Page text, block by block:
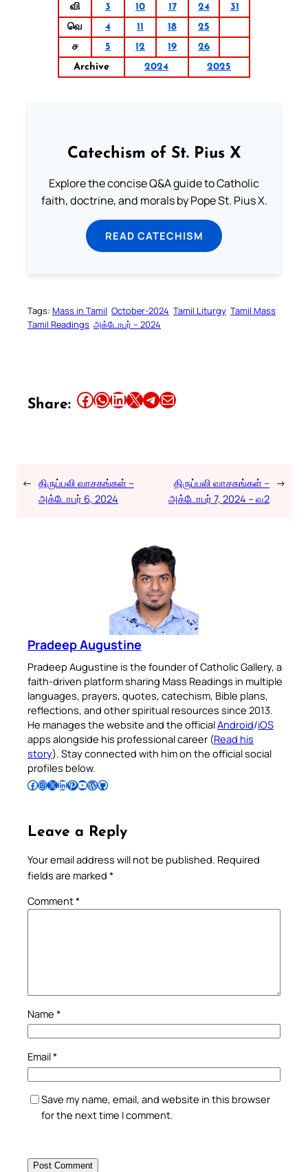
வி
3 10 17 24
31
வெ
4 11 18
25
ச
5 12 19
26
Archive
2024 2025
Catechism of St. Pius X
Explore the concise Q&A guide to Catholic
faith, doctrine, and morals by Pope St. Pius X.
READ CATECHISM
Tags: Mass in Tamil October-2024 Tamil Liturgy Tamil Mass
Tamil Readings அக்டோபர் – 2024
Share: Share this article on Facebook Share this article on WhatsApp Share this article on LinkedIn Share this article on X Share this article on TelegramEmail this Article
← திருப்பலி வாசகங்கள் –
அக்டோபர் 6, 2024
திருப்பலி வாசகங்கள் –
அக்டோபர் 7, 2024 – வ2
→
Pradeep Augustine
Pradeep Augustine is the founder of Catholic Gallery, a
faith-driven platform sharing Mass Readings in multiple
languages, prayers, quotes, catechism, Bible plans,
reflections, and other spiritual resources since 2013.
He manages the website and the officialAndroid/iOS
apps alongside his professional career (Read his
story). Stay connected with him on the official social
profiles below.
Follow Pradeep on Facebook Follow Pradeep on InstagramFollow Pradeep on X Follow Pradeep on LinkedIn Follow Pradeep on Pinterest Subscribe to Pradeep’s Youtube Channel Follow Pradeep on WordPress Follow Pradeep on GitHub
Leave a Reply
Your email address will not be published. Required
fields are marked *
Comment*
Name *
Email*
Save my name, email, and website in this browser
for the next time I comment.